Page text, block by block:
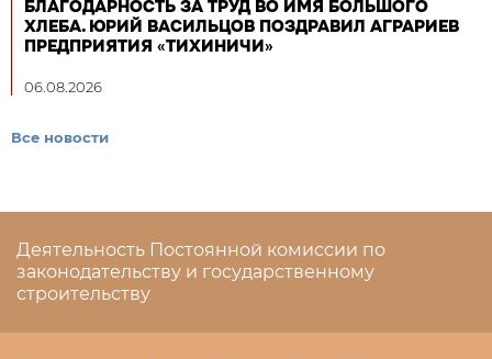
БЛАГОДАРНОСТЬ ЗА ТРУД ВО ИМЯ БОЛЬШОГО
ХЛЕБА. ЮРИЙ ВАСИЛЬЦОВ ПОЗДРАВИЛ АГРАРИЕВ
ПРЕДПРИЯТИЯ «ТИХИНИЧИ»
06.08.2026
Все новости
Деятельность Постоянной комиссии по
законодательству и государственному
строительству